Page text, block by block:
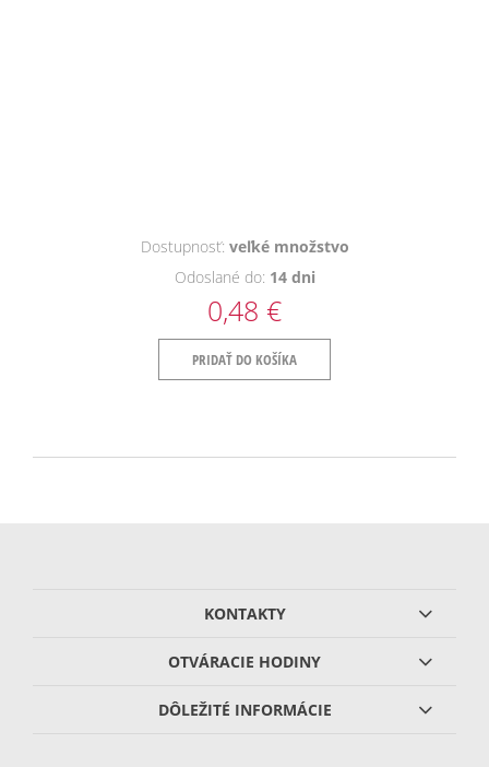
Dostupnosť: veľké množstvo
Odoslané do: 14 dni
0,48 €
PRIDAŤ DO KOŠÍKA
KONTAKTY
OTVÁRACIE HODINY
DÔLEŽITÉ INFORMÁCIE